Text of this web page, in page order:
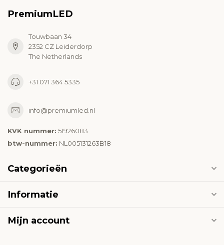
PremiumLED
Touwbaan 34
2352 CZ Leiderdorp
The Netherlands
+31 071 364 5335
info@premiumled.nl
KVK nummer: 51926083
btw-nummer: NL005131263B18
Categorieën
Informatie
Mijn account